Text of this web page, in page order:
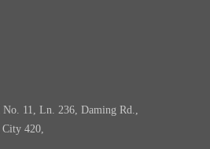
11, Ln. 236, Daming Rd.,
City 420,